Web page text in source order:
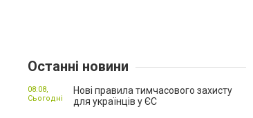
Останні новини
Нові правила тимчасового захисту
для українців у ЄС
08:08,
Сьогодні